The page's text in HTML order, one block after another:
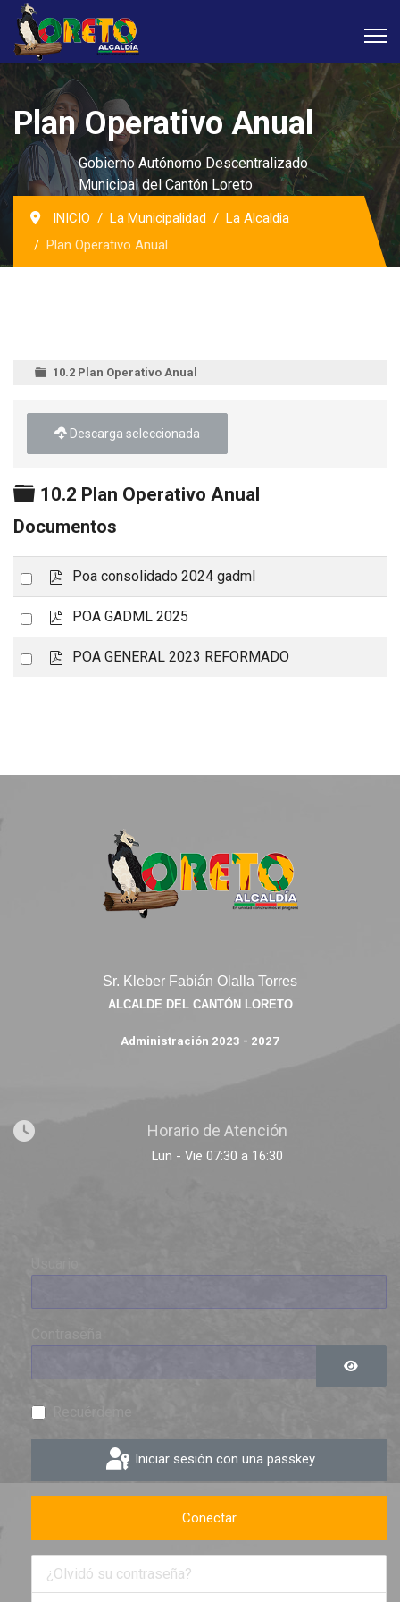
Plan Operativo Anual
Gobierno Autónomo Descentralizado
Municipal del Cantón Loreto
INICIO La Municipalidad
La Alcaldia
Plan Operativo Anual
10.2 Plan Operativo Anual
Descarga seleccionada
Carpeta
10.2 Plan Operativo Anual
Documentos
Select
an
item
pPoa consolidado 2024 gadml
Select
an
item
p
d
POA GADML 2025
Select
pPOA GENERAL 2023 REFORMADO
Sr. Kleber Fabián Olalla Torres
ALCALDE DEL CANTÓN LORETO
Administración 2023 - 2027
Horario de Atención
Lun - Vie 07:30 a 16:30
Mostrar
Iniciar sesión con una passkey
Conectar
¿Olvidó su contraseña?